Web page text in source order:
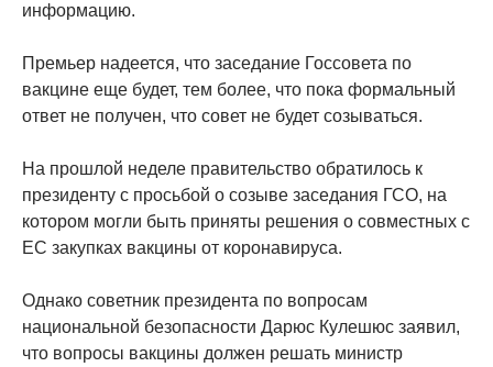
информацию.
Премьер надеется, что заседание Госсовета по
вакцине еще будет, тем более, что пока формальный
ответ не получен, что совет не будет созываться.
На прошлой неделе правительство обратилось к
президенту с просьбой о созыве заседания ГСО, на
котором могли быть приняты решения о совместных с
ЕС закупках вакцины от коронавируса.
Однако советник президента по вопросам
национальной безопасности Дарюс Кулешюс заявил,
что вопросы вакцины должен решать министр